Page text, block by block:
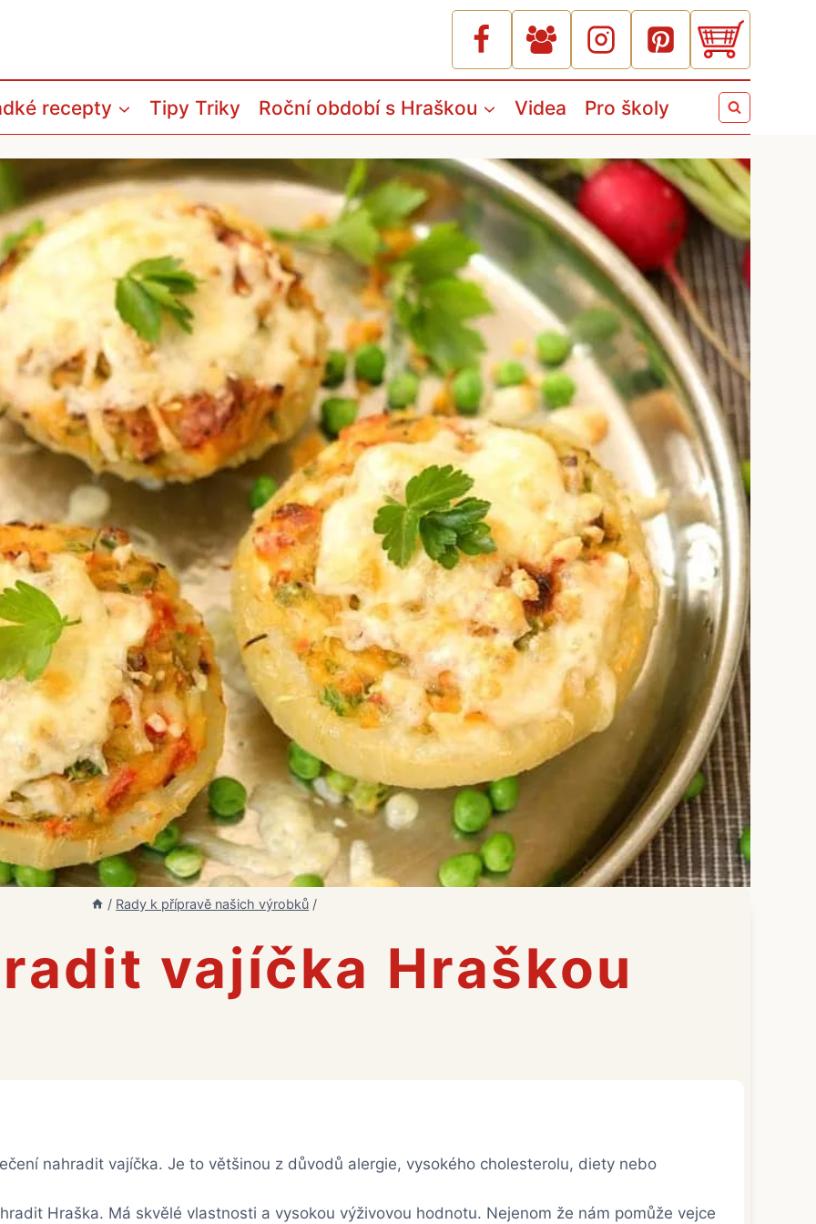
recepty Tipy Triky Roční období s Hraškou Videa Pro školy
/ Rady k přípravě našich výrobků /
vajíčka Hraškou
nahradit vajíčka. Je to většinou z důvodů alergie, vysokého cholesterolu, diety nebo
Hraška. Má skvělé vlastnosti a vysokou výživovou hodnotu. Nejenom že nám pomůže vejce